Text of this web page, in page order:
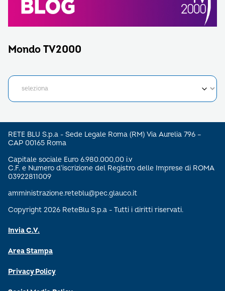
Mondo TV2000
RETE BLU S.p.a - Sede Legale Roma (RM) Via Aurelia 796 –
CAP 00165 Roma
Capitale sociale Euro 6.980.000,00 i.v
C.F. e Numero d’iscrizione del Registro delle Imprese di ROMA
03922811009
amministrazione.reteblu@pec.glauco.it
Copyright 2026 ReteBlu S.p.a - Tutti i diritti riservati.
Invia C.V.
Area Stampa
Privacy Policy